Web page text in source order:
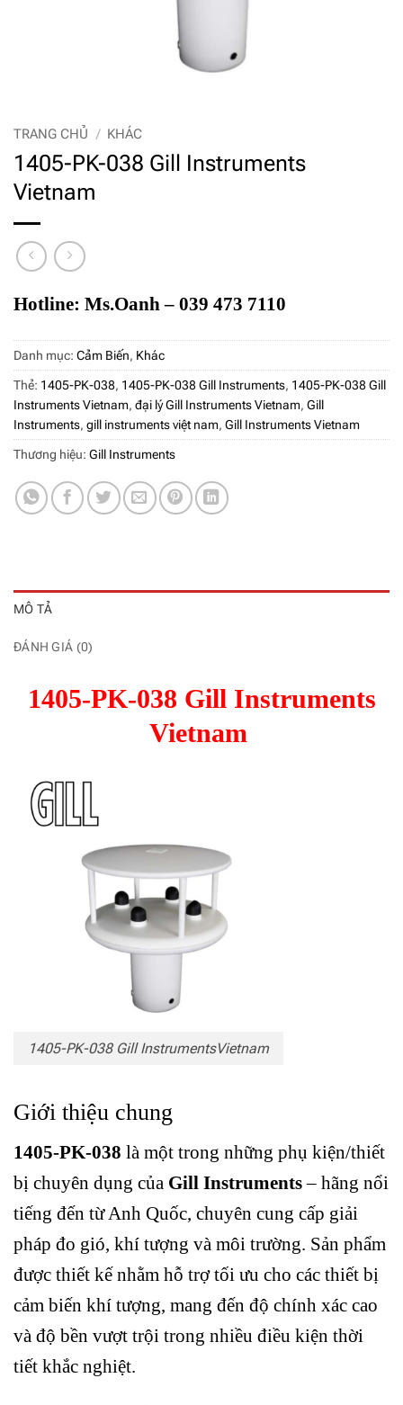
TRANG CHỦ / KHÁC
1405-PK-038 Gill Instruments
Vietnam
Hotline: Ms.Oanh – 039 473 7110
Danh mục: Cảm Biến, Khác
Thẻ: 1405-PK-038, 1405-PK-038 Gill Instruments, 1405-PK-038 Gill
Instruments Vietnam, đại lý Gill Instruments Vietnam, Gill
Instruments, gill instruments việt nam, Gill Instruments Vietnam
Thương hiệu: Gill Instruments
MÔ TẢ
ĐÁNH GIÁ (0)
1405-PK-038 Gill Instruments
Vietnam
1405-PK-038 Gill InstrumentsVietnam
Giới thiệu chung
1405-PK-038 là một trong những phụ kiện/thiết
bị chuyên dụng của Gill Instruments– hãng nổi
tiếng đến từ Anh Quốc, chuyên cung cấp giải
pháp đo gió, khí tượng và môi trường. Sản phẩm
được thiết kế nhằm hỗ trợ tối ưu cho các thiết bị
cảm biến khí tượng, mang đến độ chính xác cao
và độ bền vượt trội trong nhiều điều kiện thời
tiết khắc nghiệt.